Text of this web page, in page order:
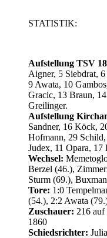
STATISTIK:
Aufstellung TSV
Aigner, 5 Siebdrat,
9 Awata, 10
Gracic, 13 Braun,
Greilinger.
Aufstellung
Sandner, 16 Köck,
Hofmann, 29
Judex, 11 Opara,
Wechsel:
Berzel (46.),
Sturm (69.),
Tore: 1:0
(54.), 2:2 Awata
Zuschauer: 216 auf
1860
Schiedsrichter: